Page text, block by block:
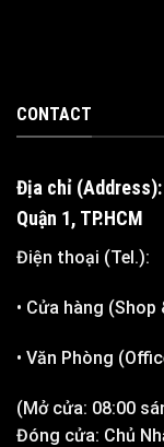
CONTACT
Địa chỉ (Address):
Quận 1, TP.HCM
Điện thoại (Tel.):
• Cửa hàng
• Văn Phòng
(Mở cửa: 08:00
Đóng cửa: Chủ